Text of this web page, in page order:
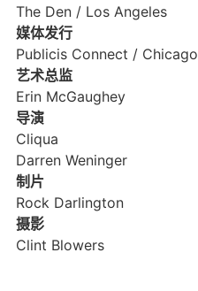
The Den / Los Angeles
媒体发行
Publicis Connect / Chicago
艺术总监
Erin McGaughey
导演
Cliqua
Darren Weninger
制片
Rock Darlington
摄影
Clint Blowers